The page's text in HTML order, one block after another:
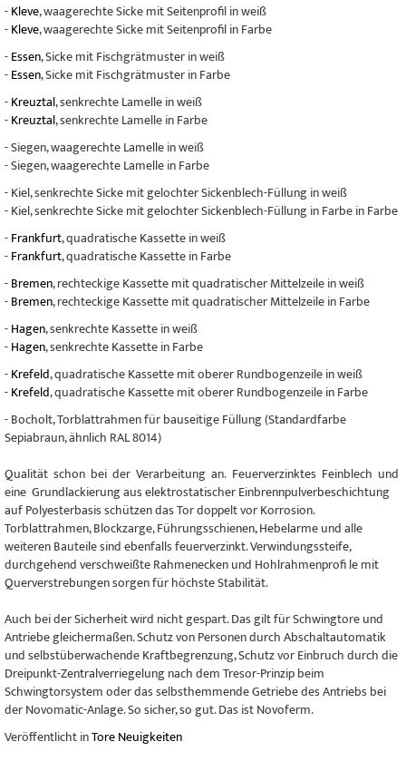
-Kleve, waagerechte Sicke mit Seitenprofil in weiß
-Kleve, waagerechte Sicke mit Seitenprofil in Farbe
-Essen, Sicke mit Fischgrätmuster in weiß
-Essen, Sicke mit Fischgrätmuster in Farbe
-Kreuztal, senkrechte Lamelle in weiß
-Kreuztal, senkrechte Lamelle in Farbe
- Siegen, waagerechte Lamelle in weiß
- Siegen, waagerechte Lamelle in Farbe
- Kiel, senkrechte Sicke mit gelochter Sickenblech-Füllung in weiß
- Kiel, senkrechte Sicke mit gelochter Sickenblech-Füllung in Farbe in Farbe
-Frankfurt, quadratische Kassette in weiß
-Frankfurt, quadratische Kassette in Farbe
-Bremen, rechteckige Kassette mit quadratischer Mittelzeile in weiß
-Bremen, rechteckige Kassette mit quadratischer Mittelzeile in Farbe
-Hagen, senkrechte Kassette in weiß
-Hagen, senkrechte Kassette in Farbe
-Krefeld, quadratische Kassette mit oberer Rundbogenzeile in weiß
-Krefeld, quadratische Kassette mit oberer Rundbogenzeile in Farbe
- Bocholt, Torblattrahmen für bauseitige Füllung (Standardfarbe
Sepiabraun, ähnlich RAL 8014)
Qualität schon bei der Verarbeitung an. Feuerverzinktes Feinblech und
eine Grundlackierung aus elektrostatischer Einbrennpulverbeschichtung
auf Polyesterbasis schützen das Tor doppelt vor Korrosion.
Torblattrahmen, Blockzarge, Führungsschienen, Hebelarme und alle
weiteren Bauteile sind ebenfalls feuerverzinkt. Verwindungssteife,
durchgehend verschweißte Rahmenecken und Hohlrahmenprofi le mit
Querverstrebungen sorgen für höchste Stabilität.
Auch bei der Sicherheit wird nicht gespart. Das gilt für Schwingtore und
Antriebe gleichermaßen. Schutz von Personen durch Abschaltautomatik
und selbstüberwachende Kraftbegrenzung, Schutz vor Einbruch durch die
Dreipunkt-Zentralverriegelung nach dem Tresor-Prinzip beim
Schwingtorsystem oder das selbsthemmende Getriebe des Antriebs bei
der Novomatic-Anlage. So sicher, so gut. Das ist Novoferm.
Veröffentlicht inTore Neuigkeiten